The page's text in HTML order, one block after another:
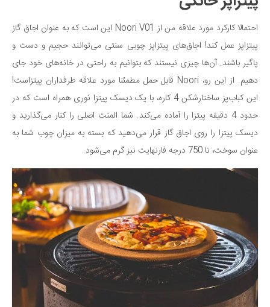
احتمالا کارکرد مورد علاقه من از Noori V01 این است که به عنوان اجاق گاز
پیتزاپز عمل کند! اجاق‌های پیتزاپز چوبی سنتی می‌توانند حجیم و دست و
پاگیر باشند. آن‌ها چیزی نیستند که بتوانیم به راحتی در خانه‌های خود جای
دهیم. از این رو، Noori قابل حمل مطمئنا مورد علاقه طرفداران پیتزاست!
این کباب‌پز ساختارشکن 4 کاره، با یک دیسک پیتزا نوری همراه است که در
حدود 4 دقیقه پیتزا را آماده می‌کند. شما المنت اصلی را کنار می‌گذارید و
دیسک پیتزا را روی اجاق گاز قرار می‌دهید که بسته به میزان چوب شما به
عنوان سوخت، تا 750 درجه فارنهایت نیز گرم می‌شود.